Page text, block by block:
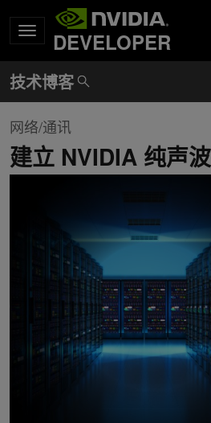
DEVELOPER
网络/通讯
建立 NVIDIA 纯声